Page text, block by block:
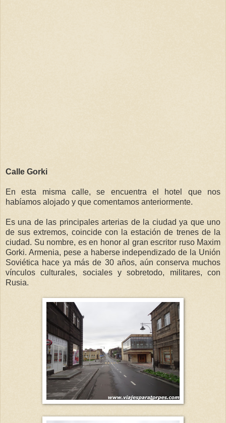
Calle Gorki
En esta misma calle, se encuentra el hotel que nos
habíamos alojado y que comentamos anteriormente.
Es una de las principales arterias de la ciudad ya que uno
de sus extremos, coincide con la estación de trenes de la
ciudad. Su nombre, es en honor al gran escritor ruso Maxim
Gorki. Armenia, pese a haberse independizado de la Unión
Soviética hace ya más de 30 años, aún conserva muchos
vínculos culturales, sociales y sobretodo, militares, con
Rusia.